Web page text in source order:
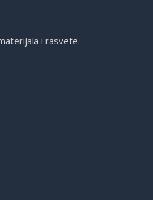
i rasvete.